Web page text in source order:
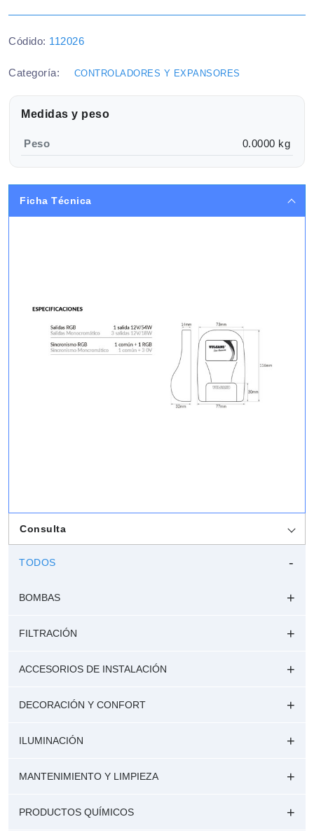
Códido: 112026
Categoría: CONTROLADORES Y EXPANSORES
Medidas y peso
Peso 0.0000 kg
Ficha Técnica
Consulta
TODOS
BOMBAS
FILTRACIÓN
ACCESORIOS DE INSTALACIÓN
DECORACIÓN Y CONFORT
ILUMINACIÓN
MANTENIMIENTO Y LIMPIEZA
PRODUCTOS QUÍMICOS